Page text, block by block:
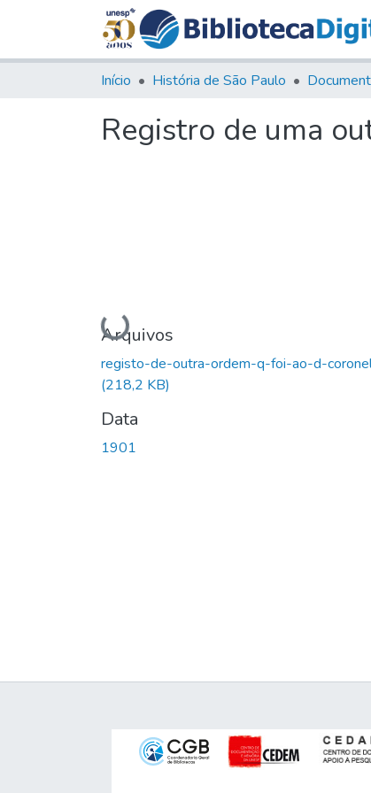
Início História de São Paulo
Registro de uma
Carregando...
Arquivos
registo-de-outra-ordem-q-foi-ao-d-
(218,2 KB)
Data
1901